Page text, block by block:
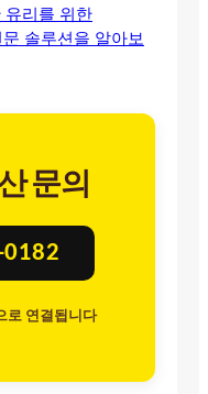
유리를 위한
솔루션을 알아보
문의
0182
로 연결됩니다